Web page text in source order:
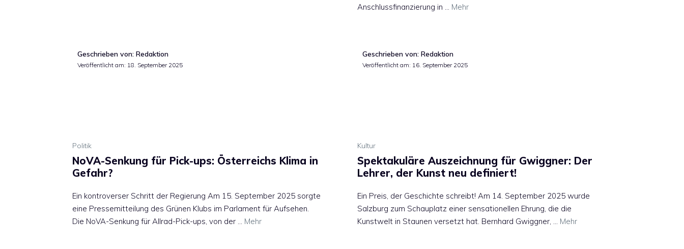
Geschrieben von: Redaktion
Veröffentlicht am: 18. September 2025
Anschlussfinanzierung in … Mehr
Geschrieben von: Redaktion
Veröffentlicht am: 16. September 2025
Politik
NoVA-Senkung für Pick-ups: Österreichs Klima in
Gefahr?
Ein kontroverser Schritt der Regierung Am 15. September 2025 sorgte
eine Pressemitteilung des Grünen Klubs im Parlament für Aufsehen.
Die NoVA-Senkung für Allrad-Pick-ups, von der … Mehr
Kultur
Spektakuläre Auszeichnung für Gwiggner: Der
Lehrer, der Kunst neu definiert!
Ein Preis, der Geschichte schreibt! Am 14. September 2025 wurde
Salzburg zum Schauplatz einer sensationellen Ehrung, die die
Kunstwelt in Staunen versetzt hat. Bernhard Gwiggner, … Mehr